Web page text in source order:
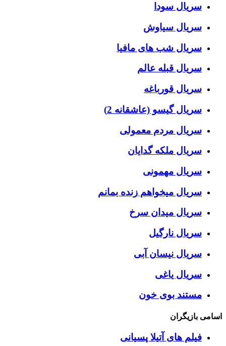
سریال سودا
سریال سیاوش
سریال شب های مافیا
سریال قبله عالم
سریال قورباغه
سریال گیسو (عاشقانه 2)
سریال مردم معمولی
سریال ملکه گدایان
سریال مهمونی
سریال میخواهم زنده بمانم
سریال میدان سرخ
سریال نارگیل
سریال نیسان آبی
سریال یاغی
مستند بوی خون
اسامی بازیگران
فیلم های آتیلا پسیانی